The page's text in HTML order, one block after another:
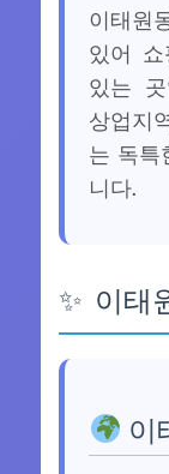
이태원
있어
있는
상업지
는 독특
니다.
이태
이